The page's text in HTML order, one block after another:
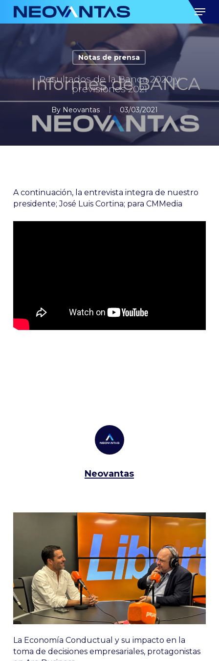
Skip
Menu
Notas de prensa
Resultados de la Banca 2020 y
previsiones 2021
By Neovantas 03/03/2021
A continuación, la entrevista integra de nuestro
presidente; José Luis Cortina; para CMMedia
Neovantas
La Economía Conductual y su impacto en la
toma de decisiones empresariales, protagonistas